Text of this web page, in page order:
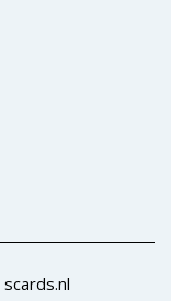
scards.nl